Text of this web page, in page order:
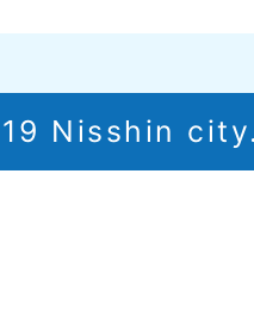
Nisshin